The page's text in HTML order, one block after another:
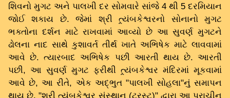
શિવનો મુગટ અને પાલખી દર સોમવારે સાંજે 4 થી 5 દરમિયાન
જોઈ શકાય છે. જેમાં શ્રી ત્ર્યંબકેશ્વરનો સોનાનો મુગટ
ભક્તોના દર્શન માટે રાખવામાં આવ્યો છે આ સુવર્ણ મુગટને
ઢોલના નાદ સાથે કુશાવર્ત તીર્થ ખાતે અભિષેક માટે લાવવામાં
આવે છે. ત્યારબાદ અભિષેક પછી આરતી થાય છે. આરતી
પછી, આ સુવર્ણ મુગટ ફરીથી ત્ર્યંબકેશ્વર મંદિરમાં મૂકવામાં
આવે છે, આ રીતે, એક અદ્ભુત "પાલખી સોહલા"નું સમાપન
થાય છે. "શ્રી ત્ર્યંબકેશ્વર સંસ્થાન (ટ્રસ્ટ)" દ્વારા આ પ્રાચીન